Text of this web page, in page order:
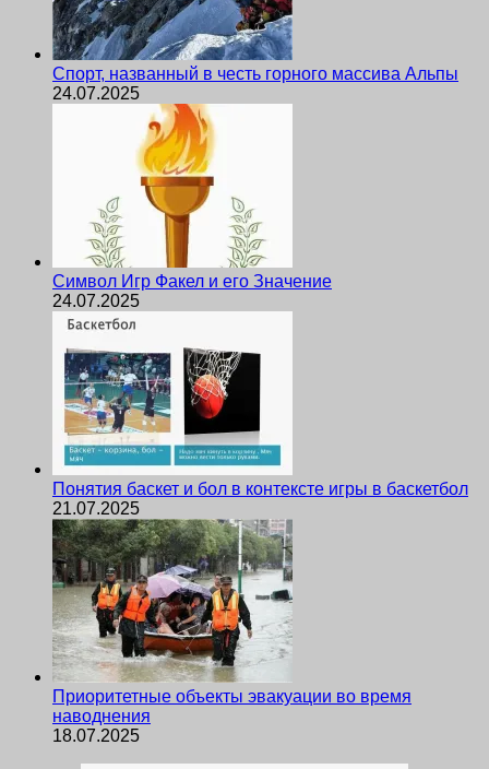
Спорт, названный в честь горного массива Альпы
24.07.2025
Символ Игр Факел и его Значение
24.07.2025
Понятия баскет и бол в контексте игры в баскетбол
21.07.2025
Приоритетные объекты эвакуации во время
наводнения
18.07.2025